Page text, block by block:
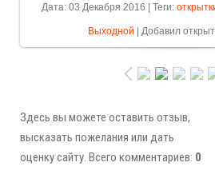
Дата: 03 Декабря 2016 | Теги:
Выходной | Добавил
Здесь вы можете оставить отзыв,
высказать пожелания или дать
оценку сайту. Всего комментариев: 0